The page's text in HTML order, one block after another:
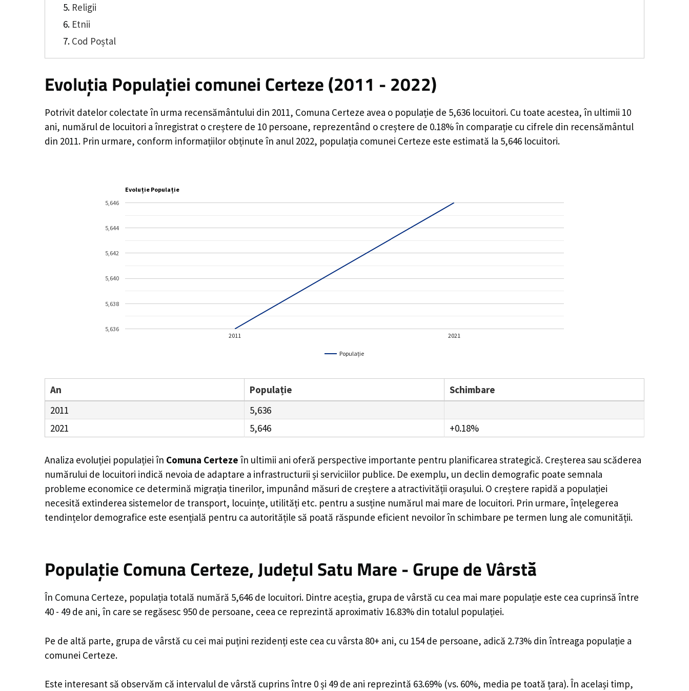
Religii
Etnii
Cod Poștal
Evoluția Populației comunei Certeze (2011 - 2022)
Potrivit datelor colectate în urma recensământului din 2011, Comuna Certeze avea o populație de 5,636 locuitori. Cu toate acestea, în ultimii 10
ani, numărul de locuitori a înregistrat o creștere de 10 persoane, reprezentând o creștere de 0.18%în comparație cu cifrele din recensământul
din 2011. Prin urmare, conform informațiilor obținute în anul 2022, populația comunei Certeze este estimată la 5,646 locuitori.
Evoluție Populație
Populație
2011 2021
5,636
5,638
5,640
5,642
5,644
5,646
An Populație
Schimbare
2011
5,636
2021
5,646 +0.18%
Analiza evoluției populației în Comuna Certeze în ultimii ani oferă perspective importante pentru planificarea strategică. Creșterea sau scăderea
numărului de locuitori indică nevoia de adaptare a infrastructurii și serviciilor publice. De exemplu, un declin demografic poate semnala
probleme economice ce determină migrația tinerilor, impunând măsuri de creștere a atractivității orașului. O creștere rapidă a populației
necesită extinderea sistemelor de transport, locuințe, utilități etc. pentru a susține numărul mai mare de locuitori. Prin urmare, înțelegerea
tendințelor demografice este esențială pentru ca autoritățile să poată răspunde eficient nevoilor în schimbare pe termen lung ale comunității.
Populație Comuna Certeze, Județul Satu Mare - Grupe de Vârstă
În Comuna Certeze, populația totală numără 5,646 de locuitori. Dintre aceștia, grupa de vârstă cu cea mai mare populație este cea cuprinsă între
40 - 49 de ani, în care se regăsesc 950 de persoane, ceea ce reprezintă aproximativ 16.83% din totalul populației.
Pe de altă parte, grupa de vârstă cu cei mai puțini rezidenți este cea cu vârsta 80+ ani, cu 154 de persoane, adică 2.73% din întreaga populație a
comunei Certeze.
Este interesant să observăm că intervalul de vârstă cuprins între 0 și 49 de ani reprezintă 63.69% (vs. 60%, media pe toată țara). În același timp,